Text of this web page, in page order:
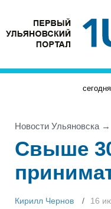
Новости Ульяновска →
Свыше
Кирилл Чернов 16